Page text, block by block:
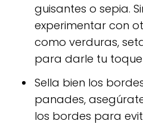
guisantes o sepia.
experimentar con
como verduras,
para darle tu
Sella bien los
panades,
los bordes para